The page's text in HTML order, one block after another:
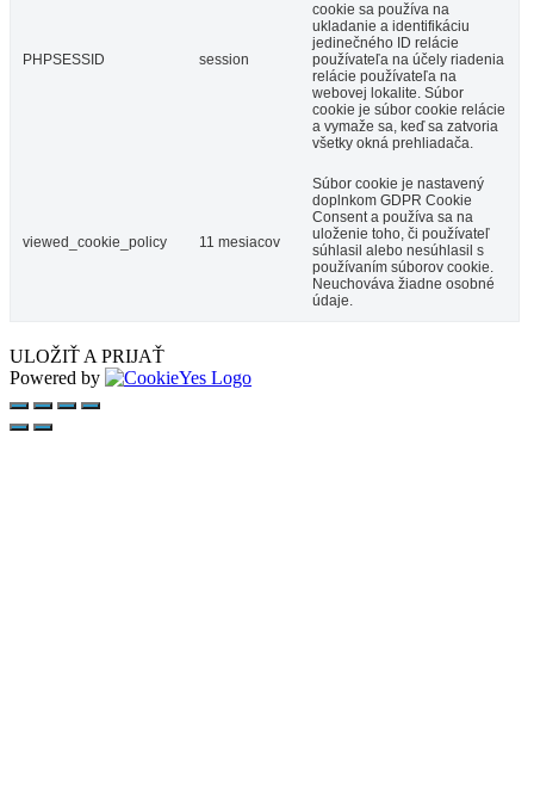
PHPSESSID session
cookie sa používa na
ukladanie a identifikáciu
jedinečného ID relácie
používateľa na účely riadenia
relácie používateľa na
webovej lokalite. Súbor
cookie je súbor cookie relácie
a vymaže sa, keď sa zatvoria
všetky okná prehliadača.
viewed_cookie_policy 11 mesiacov
Súbor cookie je nastavený
doplnkom GDPR Cookie
Consent a používa sa na
uloženie toho, či používateľ
súhlasil alebo nesúhlasil s
používaním súborov cookie.
Neuchováva žiadne osobné
údaje.
ULOŽIŤ A PRIJAŤ
Powered by